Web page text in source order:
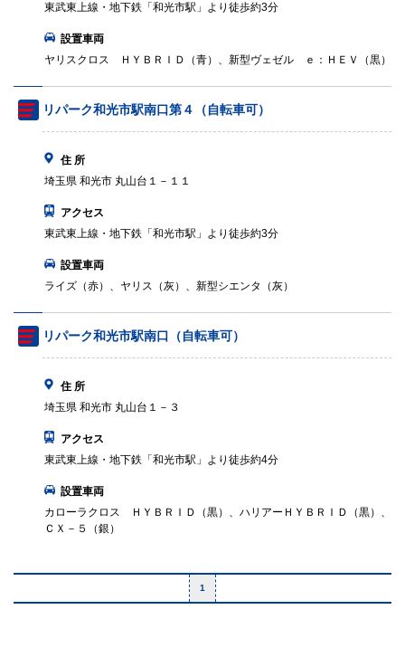
東武東上線・地下鉄「和光市駅」より徒歩約3分
設置車両
ヤリスクロス ＨＹＢＲＩＤ（青）、新型ヴェゼル ｅ：ＨＥＶ（黒）
リパーク和光市駅南口第４（自転車可）
住 所
埼玉県 和光市 丸山台１－１１
アクセス
東武東上線・地下鉄「和光市駅」より徒歩約3分
設置車両
ライズ（赤）、ヤリス（灰）、新型シエンタ（灰）
リパーク和光市駅南口（自転車可）
住 所
埼玉県 和光市 丸山台１－３
アクセス
東武東上線・地下鉄「和光市駅」より徒歩約4分
設置車両
カローラクロス ＨＹＢＲＩＤ（黒）、ハリアーＨＹＢＲＩＤ（黒）、
ＣＸ－５（銀）
1